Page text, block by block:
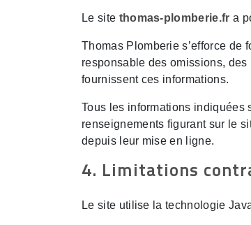
Le site thomas-plomberie.fr a
Thomas Plomberie s’efforce de
responsable des omissions,
fournissent ces informations.
Tous les informations indiquées
renseignements figurant sur le
depuis leur mise en ligne.
4. Limitations
Le site utilise la technologie